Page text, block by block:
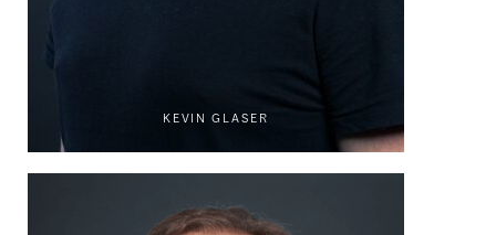
KEVIN GLASER